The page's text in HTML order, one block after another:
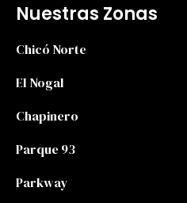
Nuestras Zonas
Chicó Norte
El Nogal
Chapinero
Parque 93
Parkway